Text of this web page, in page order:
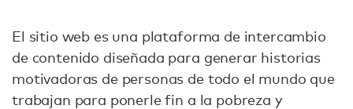
El sitio web es una plataforma de intercambio
de contenido diseñada para generar historias
motivadoras de personas de todo el mundo que
trabajan para ponerle fin a la pobreza y